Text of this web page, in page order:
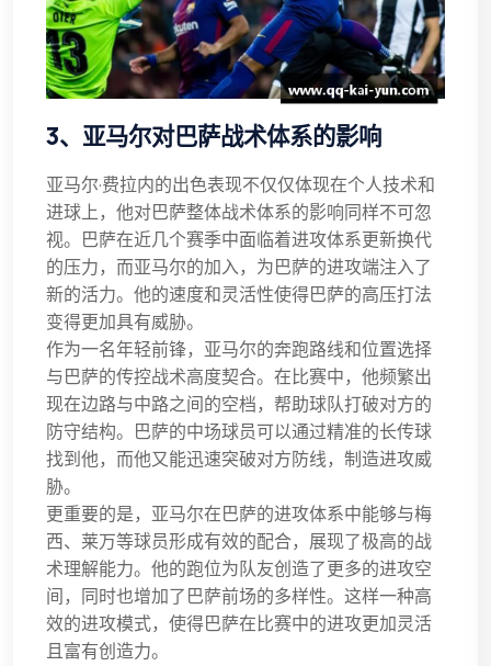
3、亚马尔对巴萨战术体系的影响
亚马尔·费拉内的出色表现不仅仅体现在个人技术和
进球上，他对巴萨整体战术体系的影响同样不可忽
视。巴萨在近几个赛季中面临着进攻体系更新换代
的压力，而亚马尔的加入，为巴萨的进攻端注入了
新的活力。他的速度和灵活性使得巴萨的高压打法
变得更加具有威胁。
作为一名年轻前锋，亚马尔的奔跑路线和位置选择
与巴萨的传控战术高度契合。在比赛中，他频繁出
现在边路与中路之间的空档，帮助球队打破对方的
防守结构。巴萨的中场球员可以通过精准的长传球
找到他，而他又能迅速突破对方防线，制造进攻威
胁。
更重要的是，亚马尔在巴萨的进攻体系中能够与梅
西、莱万等球员形成有效的配合，展现了极高的战
术理解能力。他的跑位为队友创造了更多的进攻空
间，同时也增加了巴萨前场的多样性。这样一种高
效的进攻模式，使得巴萨在比赛中的进攻更加灵活
且富有创造力。